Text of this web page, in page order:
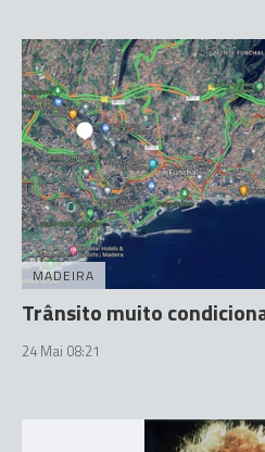
MADEIRA
Trânsito muito
24 Mai 08:21